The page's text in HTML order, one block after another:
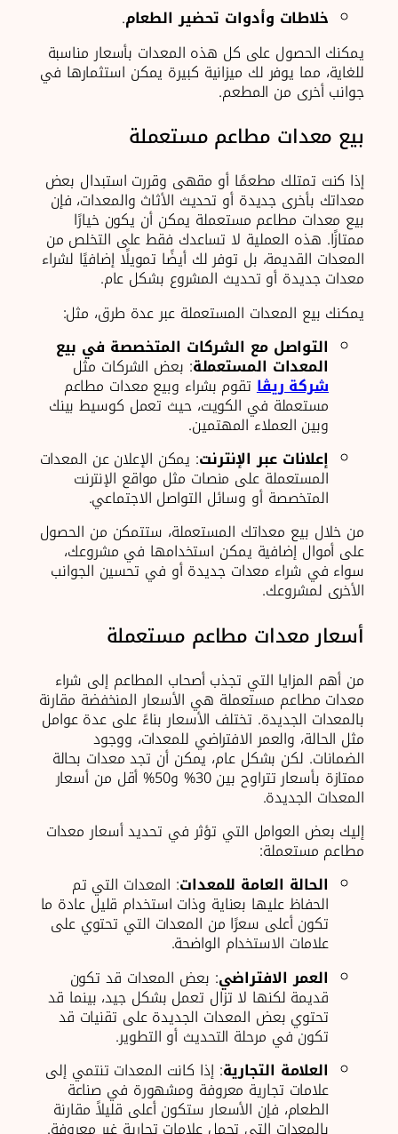
خلاطات وأدوات تحضير الطعام.
يمكنك الحصول على كل هذه المعدات بأسعار مناسبة
للغاية، مما يوفر لك ميزانية كبيرة يمكن استثمارها في
جوانب أخرى من المطعم.
بيع معدات مطاعم مستعملة
إذا كنت تمتلك مطعمًا أو مقهى وقررت استبدال بعض
معداتك بأخرى جديدة أو تحديث الأثاث والمعدات، فإن
بيع معدات مطاعم مستعملة يمكن أن يكون خيارًا
ممتازًا. هذه العملية لا تساعدك فقط على التخلص من
المعدات القديمة، بل توفر لك أيضًا تمويلًا إضافيًا لشراء
معدات جديدة أو تحديث المشروع بشكل عام.
يمكنك بيع المعدات المستعملة عبر عدة طرق، مثل:
التواصل مع الشركات المتخصصة في بيع
المعدات المستعملة: بعض الشركات مثل
شركة ريڨاتقوم بشراء وبيع معدات مطاعم
مستعملة في الكويت، حيث تعمل كوسيط بينك
وبين العملاء المهتمين.
إعلانات عبر الإنترنت: يمكن الإعلان عن المعدات
المستعملة على منصات مثل مواقع الإنترنت
المتخصصة أو وسائل التواصل الاجتماعي.
من خلال بيع معداتك المستعملة، ستتمكن من الحصول
على أموال إضافية يمكن استخدامها في مشروعك،
سواء في شراء معدات جديدة أو في تحسين الجوانب
الأخرى لمشروعك.
أسعار معدات مطاعم مستعملة
من أهم المزايا التي تجذب أصحاب المطاعم إلى شراء
معدات مطاعم مستعملة هي الأسعار المنخفضة مقارنة
بالمعدات الجديدة. تختلف الأسعار بناءً على عدة عوامل
مثل الحالة، والعمر الافتراضي للمعدات، ووجود
الضمانات. لكن بشكل عام، يمكن أن تجد معدات بحالة
ممتازة بأسعار تتراوح بين 30% و50% أقل من أسعار
المعدات الجديدة.
إليك بعض العوامل التي تؤثر في تحديد أسعار معدات
مطاعم مستعملة:
الحالة العامة للمعدات: المعدات التي تم
الحفاظ عليها بعناية وذات استخدام قليل عادة ما
تكون أعلى سعرًا من المعدات التي تحتوي على
علامات الاستخدام الواضحة.
العمر الافتراضي: بعض المعدات قد تكون
قديمة لكنها لا تزال تعمل بشكل جيد، بينما قد
تحتوي بعض المعدات الجديدة على تقنيات قد
تكون في مرحلة التحديث أو التطوير.
العلامة التجارية: إذا كانت المعدات تنتمي إلى
علامات تجارية معروفة ومشهورة في صناعة
الطعام، فإن الأسعار ستكون أعلى قليلاً مقارنة